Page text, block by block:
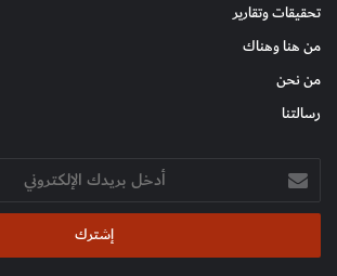
تحقيقات وتقارير
من هنا وهناك
من نحن
رسالتنا
أدخل
بريدك
الإلكتروني